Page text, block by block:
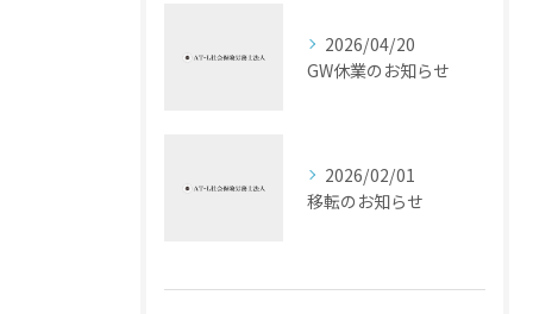
2026/04/20
GW休業のお知らせ
2026/02/01
移転のお知らせ